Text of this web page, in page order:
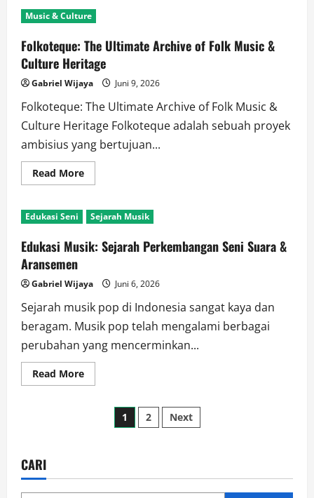
folk
music,
acoustic
artists,
folk
music
community
Music & Culture
Folkoteque: The Ultimate Archive of Folk Music &
Culture Heritage
Gabriel Wijaya Juni 9, 2026
Folkoteque: The Ultimate Archive of Folk Music &
Culture Heritage Folkoteque adalah sebuah proyek
ambisius yang bertujuan...
Read MoreRead
more
The
Ultimate
of
Folk
Culture
Heritage
Edukasi Seni Sejarah Musik
Edukasi Musik: Sejarah Perkembangan Seni Suara &
Aransemen
Gabriel Wijaya Juni 6, 2026
Sejarah musik pop di Indonesia sangat kaya dan
beragam. Musik pop telah mengalami berbagai
perubahan yang mencerminkan...
Read MoreRead
more
Musik:
Perkembangan
Paginasi
1 2 Next
CARI